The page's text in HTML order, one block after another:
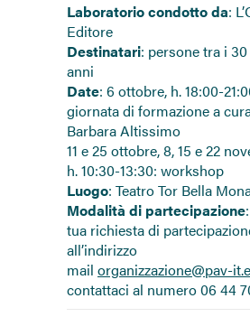
Laboratorio condotto da:
Editore
Destinatari: persone tra i
anni
Date: 6 ottobre, h. 18:00-
giornata di formazione a
Barbara Altissimo
11 e 25 ottobre, 8, 15 e 22
h. 10:30-13:30: workshop
Luogo: Teatro Tor Bella
Modalità di partecipazione
tua richiesta di
all’indirizzo
mail organizzazione@pav-
contattaci al numero 06 44